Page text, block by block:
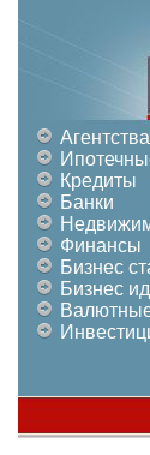
Кредиты
Банки
Финансы
Бизнес
Бизнес